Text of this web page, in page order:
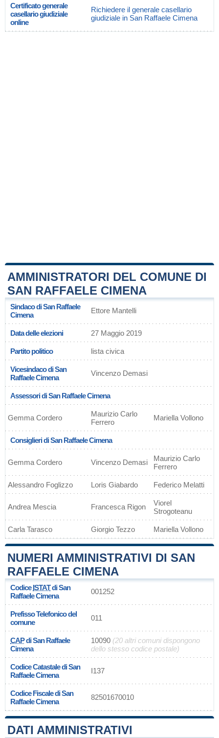
Certificato generale
casellario giudiziale
online
Richiedere il generale casellario
giudiziale in San Raffaele Cimena
AMMINISTRATORI DEL COMUNE DI
SAN RAFFAELE CIMENA
Sindaco di San Raffaele
Cimena
Ettore Mantelli
Data delle elezioni 27 Maggio 2019
Partito politico lista civica
Vicesindaco di San
Raffaele Cimena
Vincenzo Demasi
Assessori di San Raffaele Cimena
Gemma Cordero
Maurizio Carlo
Ferrero
Mariella Vollono
Consiglieri di San Raffaele Cimena
Gemma Cordero Vincenzo Demasi
Maurizio Carlo
Ferrero
Alessandro Foglizzo Loris Giabardo Federico Melatti
Andrea Mescia Francesca Rigon
Viorel
Strogoteanu
Carla Tarasco Giorgio Tezzo Mariella Vollono
NUMERI AMMINISTRATIVI DI SAN
RAFFAELE CIMENA
CodiceISTATdi San
Raffaele Cimena
001252
Prefisso Telefonico del
comune
011
CAPdi San Raffaele
Cimena
10090 (20 altri comuni dispongono
dello stesso codice postale)
Codice Catastale di San
Raffaele Cimena
I137
Codice Fiscale di San
Raffaele Cimena
82501670010
DATI AMMINISTRATIVI